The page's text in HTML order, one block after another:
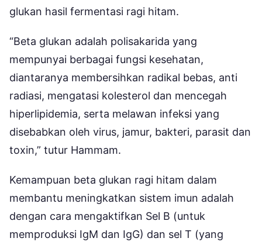
glukan hasil fermentasi ragi hitam.
“Beta glukan adalah polisakarida yang
mempunyai berbagai fungsi kesehatan,
diantaranya membersihkan radikal bebas, anti
radiasi, mengatasi kolesterol dan mencegah
hiperlipidemia, serta melawan infeksi yang
disebabkan oleh virus, jamur, bakteri, parasit dan
toxin,” tutur Hammam.
Kemampuan beta glukan ragi hitam dalam
membantu meningkatkan sistem imun adalah
dengan cara mengaktifkan Sel B (untuk
memproduksi IgM dan IgG) dan sel T (yang